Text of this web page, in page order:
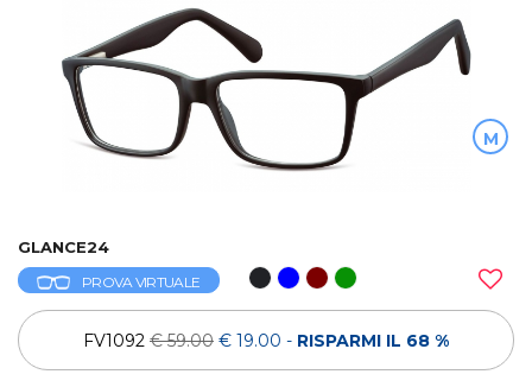
M
GLANCE24
PROVA VIRTUALE
FV1092 € 59.00 € 19.00 - RISPARMI IL 68 %